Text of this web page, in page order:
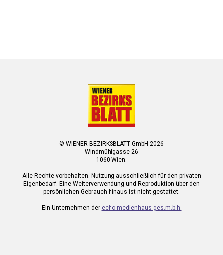
© WIENER BEZIRKSBLATT GmbH 2026
Windmühlgasse 26
1060 Wien.
Alle Rechte vorbehalten. Nutzung ausschließlich für den privaten
Eigenbedarf. Eine Weiterverwendung und Reproduktion über den
persönlichen Gebrauch hinaus ist nicht gestattet.
Ein Unternehmen der echo medienhaus ges.m.b.h.